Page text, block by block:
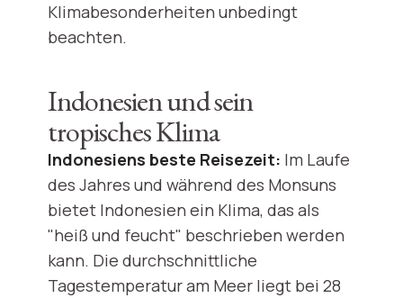
Klimabesonderheiten unbedingt
beachten.
Indonesien und sein
tropisches Klima
Indonesiens beste Reisezeit: Im Laufe
des Jahres und während des Monsuns
bietet Indonesien ein Klima, das als
"heiß und feucht" beschrieben werden
kann. Die durchschnittliche
Tagestemperatur am Meer liegt bei 28